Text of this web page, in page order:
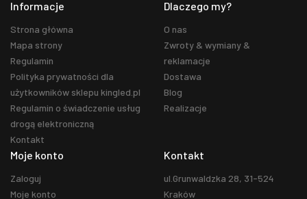
Informacje
Strona główna
Mapa strony
Regulamin
Polityka prywatności dla
użytkowników sklepu kingled.pl
Regulamin o świadczenie usług
drogą elektroniczną
Kontakt
Dlaczego my?
O nas
Zwroty & wymiany &
reklamacje
Dostawa
Blog
Realizacje
Moje konto
Zaloguj
Moje konto
Kontakt
ul.Grunwaldzka 28, 31-524
Kraków